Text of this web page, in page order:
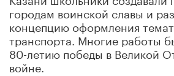
городам воинской славы и
концепцию оформления
транспорта. Многие работы
80-летию победы в Великой
войне.